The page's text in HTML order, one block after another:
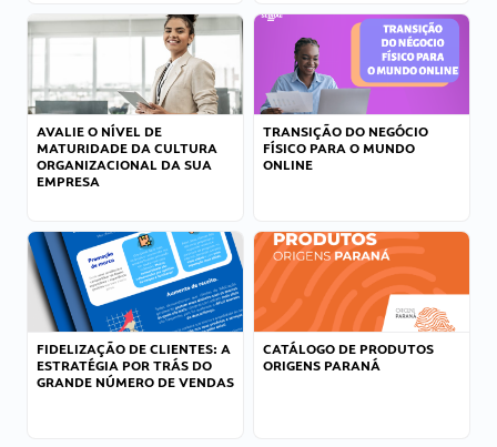
AVALIE O NÍVEL DE
MATURIDADE DA CULTURA
ORGANIZACIONAL DA SUA
EMPRESA
TRANSIÇÃO DO NEGÓCIO
FÍSICO PARA O MUNDO
ONLINE
FIDELIZAÇÃO DE CLIENTES: A
ESTRATÉGIA POR TRÁS DO
GRANDE NÚMERO DE VENDAS
CATÁLOGO DE PRODUTOS
ORIGENS PARANÁ